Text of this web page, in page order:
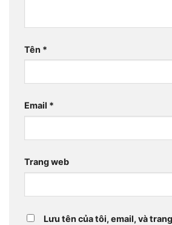
Tên *
Email *
Trang web
Lưu tên của tôi, email, và